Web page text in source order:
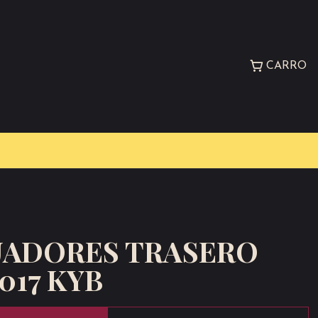
CARRO
TRASERO
KYB